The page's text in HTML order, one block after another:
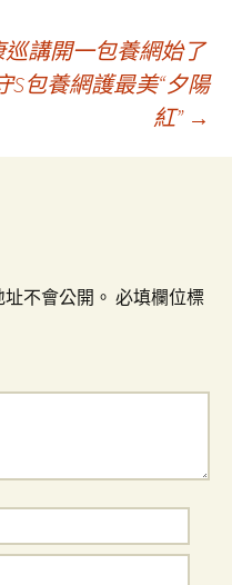
講開一包養網始了
S包養網護最美“夕陽
紅” →
不會公開。 必填欄位標